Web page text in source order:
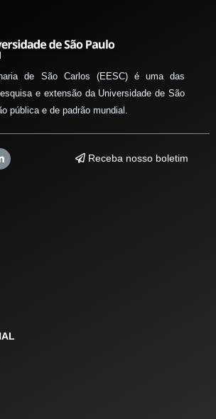
de São Carlos (EESC) é uma das
e extensão da Universidade de São
pública e de padrão mundial.
Receba nosso boletim